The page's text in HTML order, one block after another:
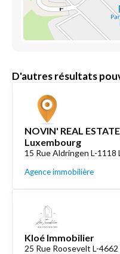
D'autres résultats
NOVIN' REAL
Luxembourg
15 Rue Aldringen L-1118
Agence immobilière
Kloé Immobilier
25 Rue Roosevelt L-